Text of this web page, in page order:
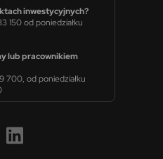
inwestycyjnych?
150 od poniedziałku
lub pracownikiem
700, od poniedziałku